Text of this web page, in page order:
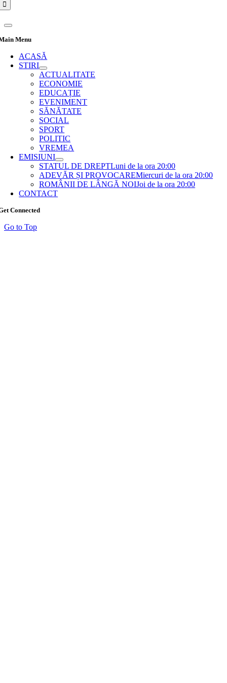
Menu
ACASĂ
STIRI
ACTUALITATE
ECONOMIE
EDUCAȚIE
EVENIMENT
SĂNĂTATE
SOCIAL
SPORT
POLITIC
VREMEA
EMISIUNI
STATUL DE DREPTLuni de la ora 20:00
ADEVĂR ȘI PROVOCAREMiercuri de la ora 20:00
ROMÂNII DE LÂNGĂ NOIJoi de la ora 20:00
CONTACT
Connected
Go to Top